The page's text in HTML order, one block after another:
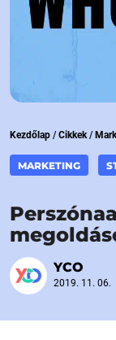
Kezdőlap /Cikkek/
MARKETING
YCO
2019. 11. 06.